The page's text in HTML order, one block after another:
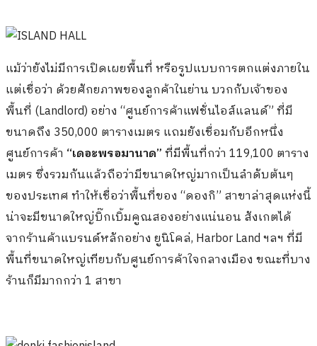
แม้ว่ายังไม่มีการเปิดเผยพื้นที่ หรือรูปแบบการตกแต่งภายใน
แต่เชื่อว่า ด้วยศักยภาพของลูกค้าในย่าน บวกกับเจ้าของ
พื้นที่ (Landlord) อย่าง “ศูนย์การค้าแฟชั่นไอส์แลนด์” ที่มี
ขนาดถึง 350,000 ตารางเมตร แถมยังเชื่อมกับอีกหนึ่ง
ศูนย์การค้า “เดอะพรอมานาด”ที่มีพื้นที่กว่า 119,100 ตาราง
เมตร ซึ่งรวมกันแล้วถือว่ามีขนาดใหญ่มากเป็นลำดับต้นๆ
ของประเทศ ทำให้เชื่อว่าพื้นที่ของ “ดองกิ” สาขาล่าสุดแห่งนี้
น่าจะมีขนาดใหญ่บิ๊กเบิ้มคูณสองอย่างแน่นอน สังเกตได้
จากร้านค้าแบรนด์หลักอย่าง ยูนิโคล่, Harbor Land ฯลฯ ที่มี
พื้นที่ขนาดใหญ่เทียบกับศูนย์การค้าใจกลางเมือง ขณะที่บาง
ร้านก็มีมากกว่า 1 สาขา